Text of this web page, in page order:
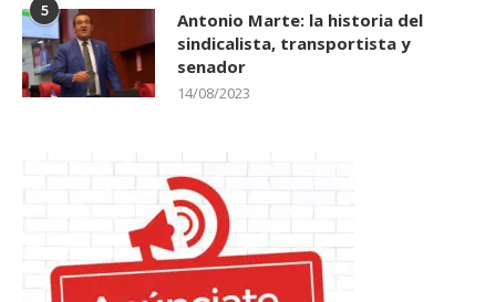
5
Antonio Marte: la historia del
sindicalista, transportista y
senador
14/08/2023